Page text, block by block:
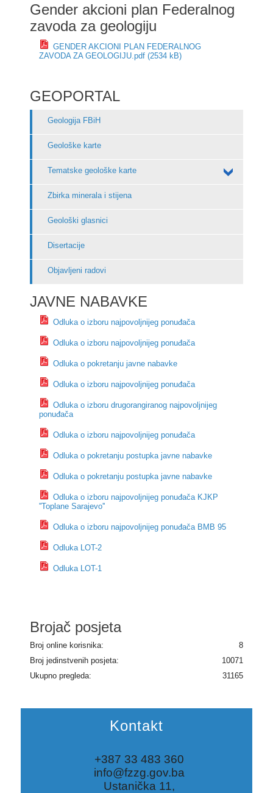
Gender akcioni plan Federalnog
zavoda za geologiju
GENDER AKCIONI PLAN FEDERALNOG
ZAVODA ZA GEOLOGIJU.pdf (2534 kB)
GEOPORTAL
Geologija FBiH
Geološke karte
Tematske geološke karte
Zbirka minerala i stijena
Geološki glasnici
Disertacije
Objavljeni radovi
JAVNE NABAVKE
Odluka o izboru najpovoljnijeg ponuđača
Odluka o izboru najpovoljnijeg ponuđača
Odluka o pokretanju javne nabavke
Odluka o izboru najpovoljnijeg ponuđača
Odluka o izboru drugorangiranog najpovoljnijeg
ponuđača
Odluka o izboru najpovoljnijeg ponuđača
Odluka o pokretanju postupka javne nabavke
Odluka o pokretanju postupka javne nabavke
Odluka o izboru najpovoljnijeg ponuđača KJKP
''Toplane Sarajevo''
Odluka o izboru najpovoljnijeg ponuđača BMB 95
Odluka LOT-2
Odluka LOT-1
Brojač posjeta
Broj online korisnika:
8
Broj jedinstvenih posjeta:
10071
Ukupno pregleda:
31165
Kontakt
+387 33 483 360
info@fzzg.gov.ba
Ustanička 11,